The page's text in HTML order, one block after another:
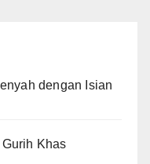
dengan Isian
Khas